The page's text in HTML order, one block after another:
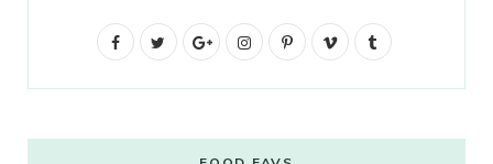
F
G
g
I
t
P
V